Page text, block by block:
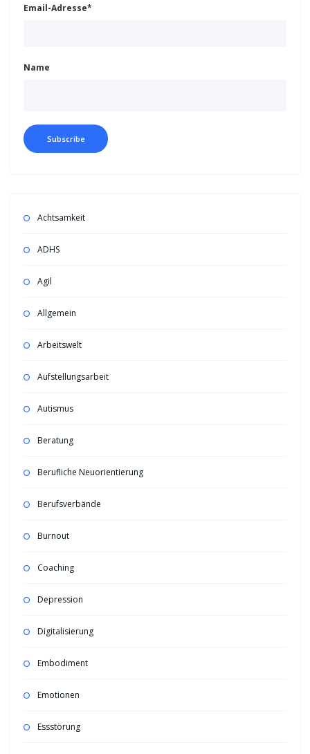
Email-Adresse*
Name
Achtsamkeit
ADHS
Agil
Allgemein
Arbeitswelt
Aufstellungsarbeit
Autismus
Beratung
Berufliche Neuorientierung
Berufsverbände
Burnout
Coaching
Depression
Digitalisierung
Embodiment
Emotionen
Essstörung